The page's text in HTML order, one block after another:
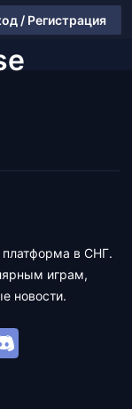
/ Регистрация
платформа в СНГ.
играм,
новости.